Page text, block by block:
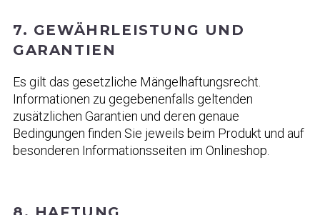
7. GEWÄHRLEISTUNG UND
GARANTIEN
Es gilt das gesetzliche Mängelhaftungsrecht.
Informationen zu gegebenenfalls geltenden
zusätzlichen Garantien und deren genaue
Bedingungen finden Sie jeweils beim Produkt und auf
besonderen Informationsseiten im Onlineshop.